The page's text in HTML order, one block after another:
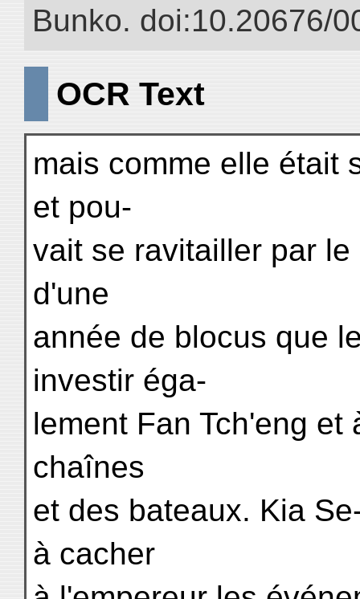
Bunko. doi:10.20676/
OCR Text
mais comme elle était
et pou-
vait se ravitailler par
d'une
année de blocus que
investir éga-
lement Fan Tch'eng
chaînes
et des bateaux. Kia
à cacher